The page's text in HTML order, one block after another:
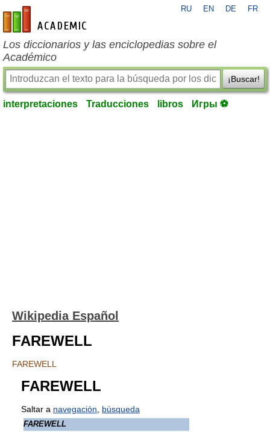
es-academic.com
RU EN DE FR
Los diccionarios y las enciclopedias sobre el
Académico
¡Buscar!
interpretaciones Traducciones libros Игры ⚽
Wikipedia Español
FAREWELL
FAREWELL
FAREWELL
Saltar a navegación búsqueda
FAREWELL